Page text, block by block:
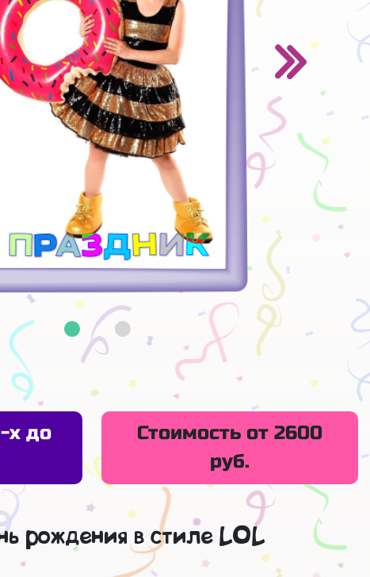
х до
Стоимость от 2600
руб.
рождения в стиле LOL